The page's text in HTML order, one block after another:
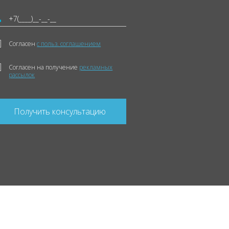
Согласенс польз. соглашением
Согласен на получение рекламных
рассылок
Получить консультацию